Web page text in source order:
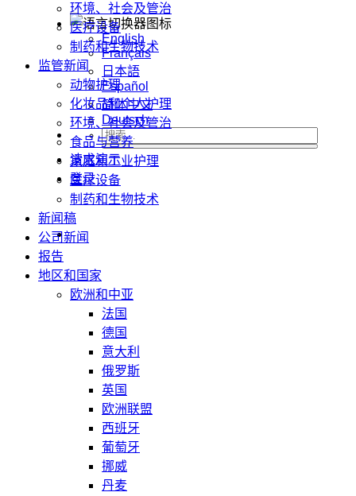
English
Français
日本語
Español
简体中文
Deutsch
请求演示
登录
环境、社会及管治
医疗设备
制药和生物技术
监管新闻
动物护理
化妆品和个人护理
环境、社会及管治
食品与营养
家庭和工业护理
医疗设备
制药和生物技术
新闻稿
公司新闻
报告
地区和国家
欧洲和中亚
法国
德国
意大利
俄罗斯
英国
欧洲联盟
西班牙
葡萄牙
挪威
丹麦